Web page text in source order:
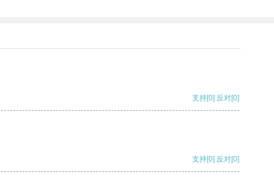
支持[0] 反对[0]
支持[0] 反对[0]